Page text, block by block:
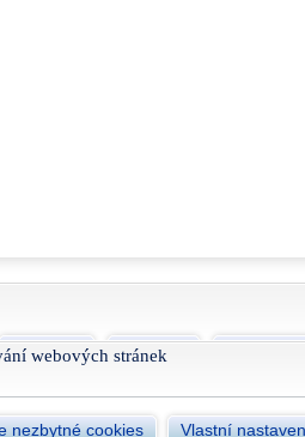
O projektu Nápověda Podmínky
webových stránek
nezbytné cookies Vlastní